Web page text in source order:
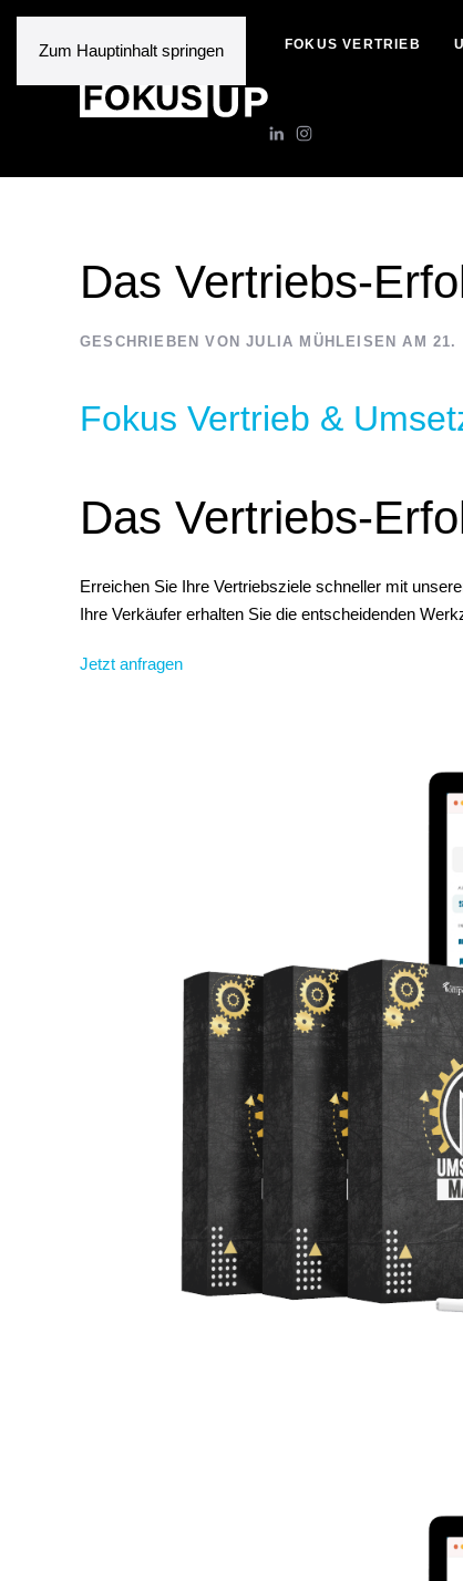
Zum Hauptinhalt springen FOKUS VERTRIEB
Das Vertriebs-
GESCHRIEBEN VONJULIA MÜHLEISEN AM21.
Fokus Vertrieb &
Das Vertriebs-
Erreichen Sie Ihre Vertriebsziele schneller mit
Ihre Verkäufer erhalten Sie die entscheidenden
Jetzt anfragen